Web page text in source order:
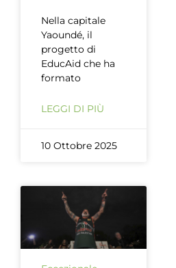
Nella capitale
Yaoundé, il
progetto di
EducAid che ha
formato
LEGGI DI PIÙ
10 Ottobre 2025